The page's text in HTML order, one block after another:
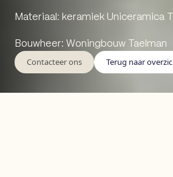
Materiaal: keramiek Uniceramica
Bouwheer: Woningbouw Taelman
Contacteer ons Terug naar